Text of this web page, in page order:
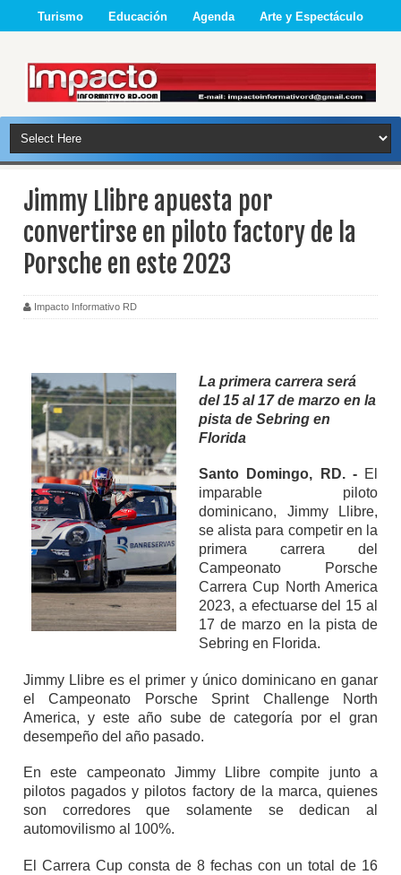
Turismo Educación Agenda Arte y Espectáculo
Jimmy Llibre apuesta por
convertirse en piloto factory de la
Porsche en este 2023
Impacto Informativo RD
La primera carrera será
del 15 al 17 de marzo en la
pista de Sebring en
Florida
Santo Domingo, RD. - El
imparable piloto
dominicano, Jimmy Llibre,
se alista para competir en la
primera carrera del
Campeonato Porsche
Carrera Cup North America
2023, a efectuarse del 15 al
17 de marzo en la pista de
Sebring en Florida.
Jimmy Llibre es el primer y único dominicano en ganar
el Campeonato Porsche Sprint Challenge North
America, y este año sube de categoría por el gran
desempeño del año pasado.
En este campeonato Jimmy Llibre compite junto a
pilotos pagados y pilotos factory de la marca, quienes
son corredores que solamente se dedican al
automovilismo al 100%.
El Carrera Cup consta de 8 fechas con un total de 16